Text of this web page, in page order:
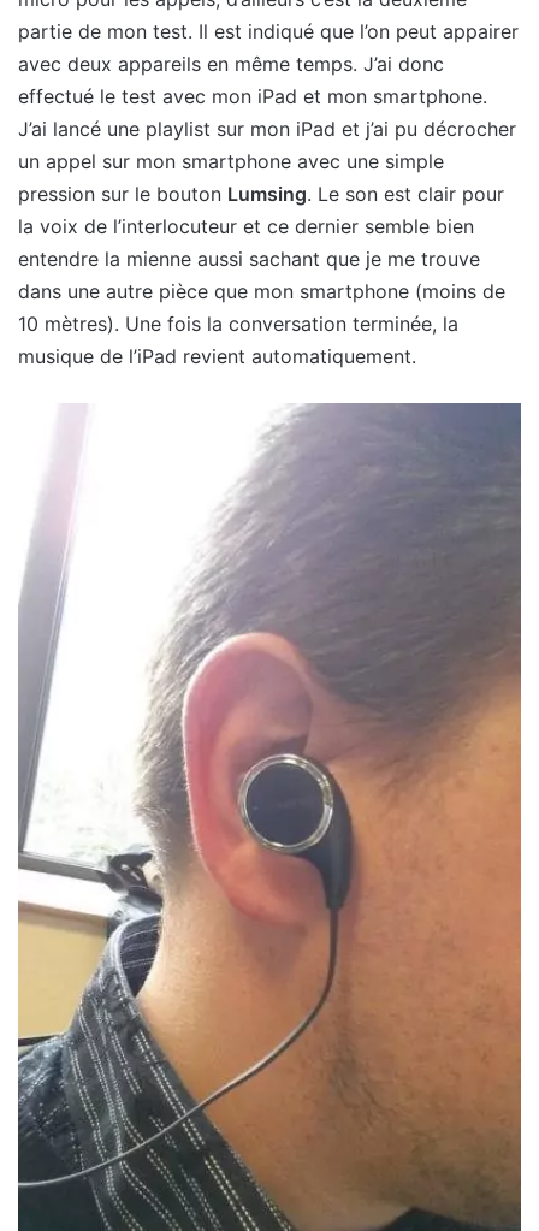
partie de mon test. Il est indiqué que l’on peut appairer
avec deux appareils en même temps. J’ai donc
effectué le test avec mon iPad et mon smartphone.
J’ai lancé une playlist sur mon iPad et j’ai pu décrocher
un appel sur mon smartphone avec une simple
pression sur le bouton Lumsing. Le son est clair pour
la voix de l’interlocuteur et ce dernier semble bien
entendre la mienne aussi sachant que je me trouve
dans une autre pièce que mon smartphone (moins de
10 mètres). Une fois la conversation terminée, la
musique de l’iPad revient automatiquement.